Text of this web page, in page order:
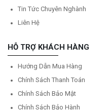
Tin Tức Chuyên Nghành
Liên Hệ
HỖ TRỢ KHÁCH HÀNG
Hướng Dẫn Mua Hàng
Chính Sách Thanh Toán
Chính Sách Bảo Mật
Chính Sách Bảo Hành